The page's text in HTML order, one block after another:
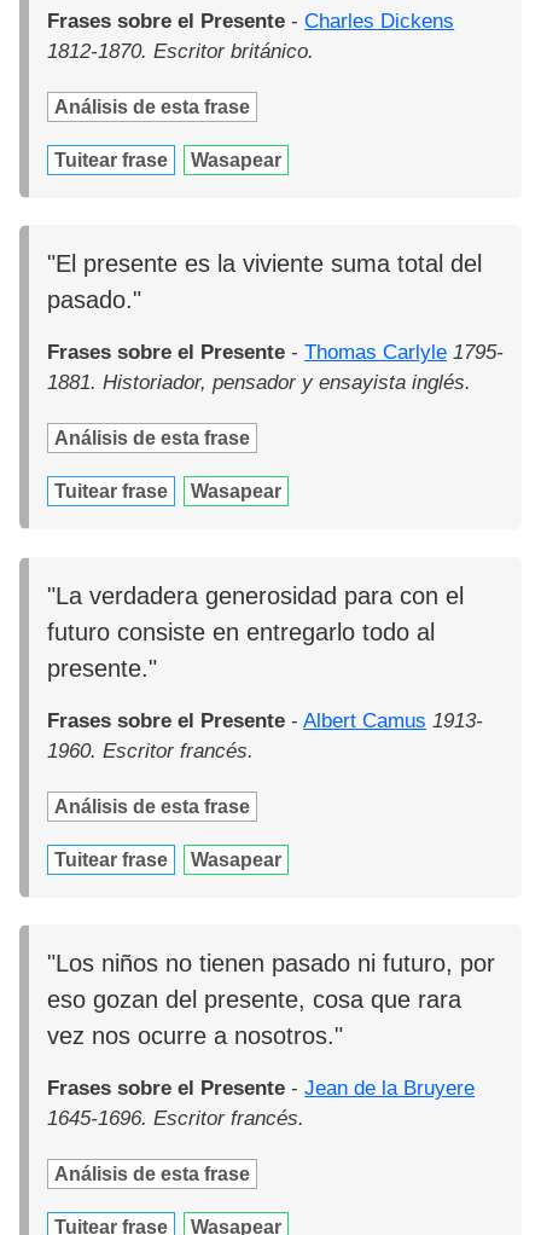
Frases sobre el Presente -Charles Dickens
1812-1870. Escritor británico.
Análisis de esta frase
Tuitear frase Wasapear
"El presente es la viviente suma total del
pasado."
Frases sobre el Presente -Thomas Carlyle 1795-
1881. Historiador, pensador y ensayista inglés.
Análisis de esta frase
Tuitear frase Wasapear
"La verdadera generosidad para con el
futuro consiste en entregarlo todo al
presente."
Frases sobre el Presente -Albert Camus 1913-
1960. Escritor francés.
Análisis de esta frase
Tuitear frase Wasapear
"Los niños no tienen pasado ni futuro, por
eso gozan del presente, cosa que rara
vez nos ocurre a nosotros."
Frases sobre el Presente -Jean de la Bruyere
1645-1696. Escritor francés.
Análisis de esta frase
Tuitear frase Wasapear